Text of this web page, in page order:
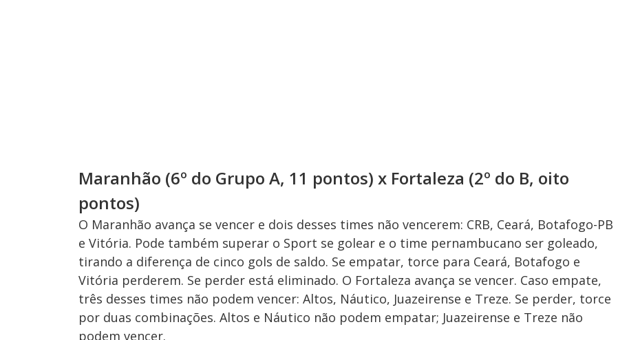
Maranhão (6º do Grupo A, 11 pontos) x Fortaleza (2º do B, oito
pontos)
O Maranhão avança se vencer e dois desses times não vencerem: CRB, Ceará, Botafogo-PB
e Vitória. Pode também superar o Sport se golear e o time pernambucano ser goleado,
tirando a diferença de cinco gols de saldo. Se empatar, torce para Ceará, Botafogo e
Vitória perderem. Se perder está eliminado. O Fortaleza avança se vencer. Caso empate,
três desses times não podem vencer: Altos, Náutico, Juazeirense e Treze. Se perder, torce
por duas combinações. Altos e Náutico não podem empatar; Juazeirense e Treze não
podem vencer.